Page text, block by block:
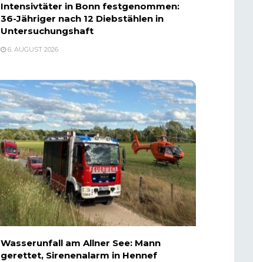
Intensivtäter in Bonn festgenommen:
36-Jähriger nach 12 Diebstählen in
Untersuchungshaft
6. AUGUST 2026
Wasserunfall am Allner See: Mann
gerettet, Sirenenalarm in Hennef